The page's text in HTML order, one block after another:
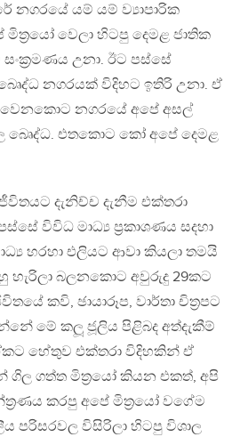
නගරයේ යම් යම් ව්‍යාපාරික
වෙලා හිටපු දෙමළ ජාතික
උනා. ඊට පස්සේ
නගරයක් විදිහට ඉතිරි උනා. ඒ
වෙනකොට නගරයේ අපේ අසල්
බෙෘද්ධ. එතකොට කෝ අපේ දෙමළ
දැනිච්ච දැනීම එක්තරා
විවිධ මාධ්‍ය ප‍්‍රකාශණය සදහා
හරහා එලියට ආවා කියලා තමයි
හැරිලා බලනකොට අවුරුදු 29කට
කවි, ඡායාරූප, වාර්තා චිත‍්‍රපට
මේ කලූ ජූලිය පිළිබද අත්දැකීම්
හේතුව එක්තරා විදිහකින් ඒ
ගිල ගත්ත මිත‍්‍රයෝ කියන එකත්, අපි
කරපු අපේ මිත‍්‍රයෝ වගේම
පරිසරවල විසිරිලා හිටපු විශාල